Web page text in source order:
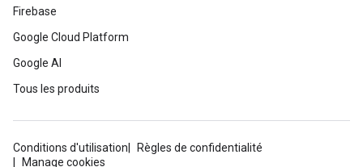
Firebase
Google Cloud Platform
Google AI
Tous les produits
Conditions d'utilisation
Règles de confidentialité
Manage cookies